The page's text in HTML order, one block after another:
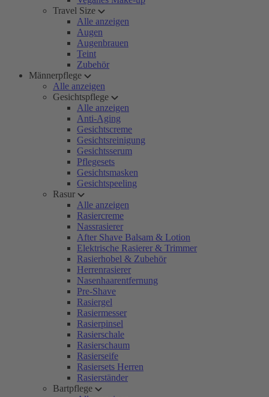
Travel Size
Alle anzeigen
Augen
Augenbrauen
Teint
Zubehör
Männerpflege
Alle anzeigen
Gesichtspflege
Alle anzeigen
Anti-Aging
Gesichtscreme
Gesichtsreinigung
Gesichtsserum
Pflegesets
Gesichtsmasken
Gesichtspeeling
Rasur
Alle anzeigen
Rasiercreme
Nassrasierer
After Shave Balsam & Lotion
Elektrische Rasierer & Trimmer
Rasierhobel & Zubehör
Herrenrasierer
Nasenhaarentfernung
Pre-Shave
Rasiergel
Rasiermesser
Rasierpinsel
Rasierschale
Rasierschaum
Rasierseife
Rasiersets Herren
Rasierständer
Bartpflege